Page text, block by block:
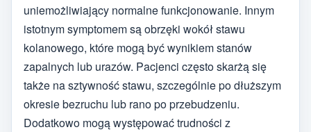
uniemożliwiający normalne funkcjonowanie. Innym
istotnym symptomem są obrzęki wokół stawu
kolanowego, które mogą być wynikiem stanów
zapalnych lub urazów. Pacjenci często skarżą się
także na sztywność stawu, szczególnie po dłuższym
okresie bezruchu lub rano po przebudzeniu.
Dodatkowo mogą występować trudności z